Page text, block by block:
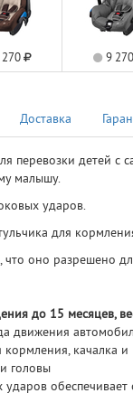
9 270
Доставка
перевозки детей с
малышу.
ударов.
для
оно разрешено
до 15 месяцев,
движения
кормления, качалка
головы